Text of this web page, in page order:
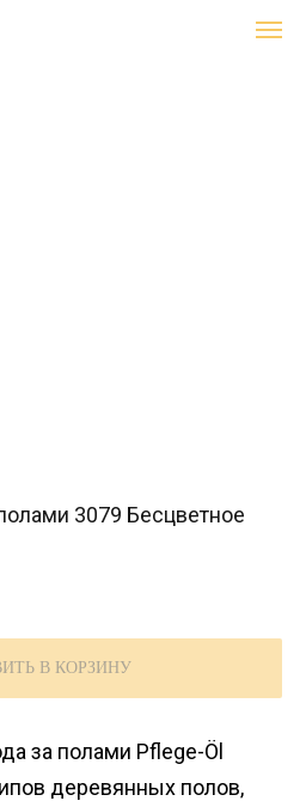
3079 Бесцветное
В КОРЗИНУ
за полами Pflege-Öl
деревянных полов,